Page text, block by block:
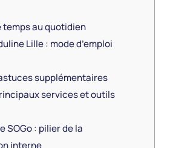
temps au quotidien
Lille : mode d’emploi
supplémentaires
services et outils
SOGo : pilier de la
interne